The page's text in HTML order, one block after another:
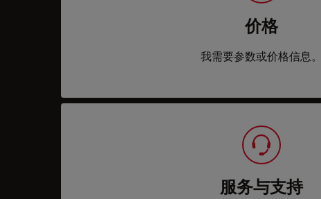
价格
我需要参数或价格信息。
服务与支持